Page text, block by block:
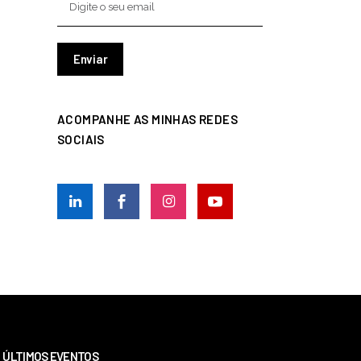
ACOMPANHE AS MINHAS REDES
SOCIAIS
ÚLTIMOS EVENTOS